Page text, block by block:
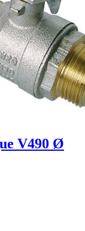
V490 Ø